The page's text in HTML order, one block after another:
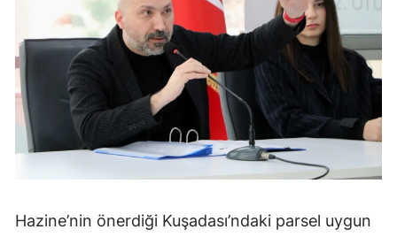
Hazine’nin önerdiği Kuşadası’ndaki parsel uygun